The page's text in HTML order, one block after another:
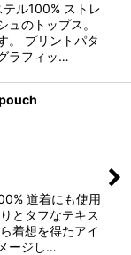
ル100% ストレ
ュのトップス。
。 プリントパタ
ラフィッ…
道着にも使用
とタフなテキス
着想を得たアイ
ージし…